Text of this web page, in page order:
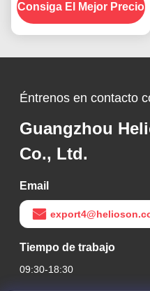
parabrisas de
automóviles Compuesto
automóviles 1000 lustres
Consiga El Mejor Precio
Éntrenos en contacto
Guangzhou
Co., Ltd.
Email
Tiempo de trabajo
09:30-18:30